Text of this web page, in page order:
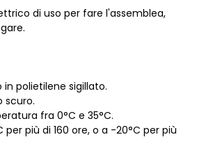
di uso per fare l'assemblea,
in polietilene sigillato.
scuro.
fra 0°C e 35°C.
per più di 160 ore, o a -20°C per più